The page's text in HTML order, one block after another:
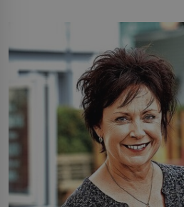
Jsme spolu moc rádi Tehdy